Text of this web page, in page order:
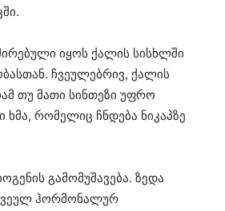
იყოს ქალის სისხლში
ჩვეულებრივ, ქალის
თუ მათი სინთეზი უფრო
რომელიც ჩნდება ნიკაპზე
გამომუშავება. ზედა
ჰორმონალურ